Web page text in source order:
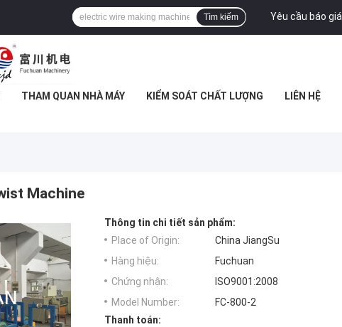
Yêu cầu báo giá
Tìm kiếm
THAM QUAN NHÀ MÁY KIỂM SOÁT CHẤT LƯỢNG LIÊN HỆ
Machine
Thông tin chi tiết sản phẩm:
Place of Origin:
China JiangSu
Hàng hiệu:
Fuchuan
Chứng nhận:
ISO9001:2008
Model Number:
FC-800-2
Thanh toán: